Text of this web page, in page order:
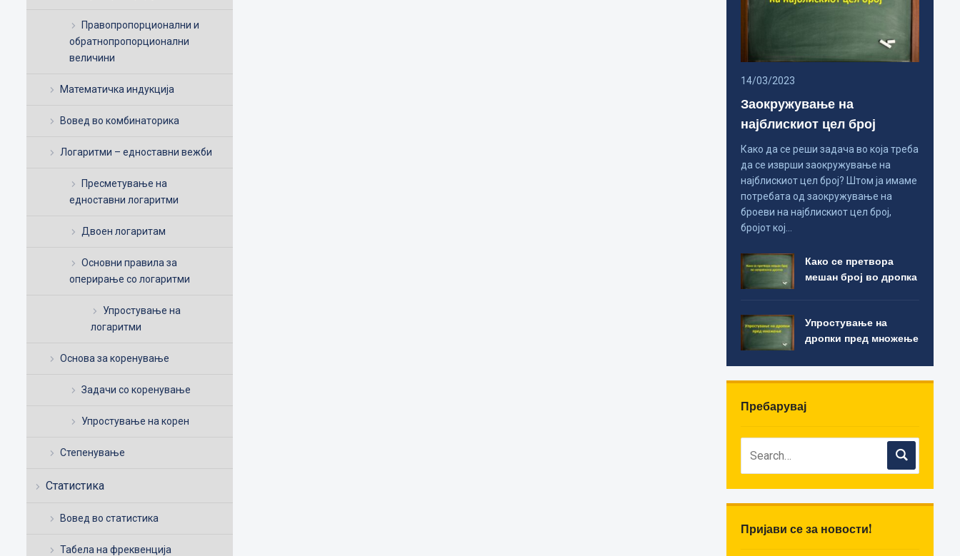
Правопропорционални и
обратнопропорционални
величини
Математичка индукција
Вовед во комбинаторика
Логаритми – едноставни вежби
Пресметување на
едноставни логаритми
Двоен логаритам
Основни правила за
оперирање со логаритми
Упростување на
логаритми
Основа за коренување
Задачи со коренување
Упростување на корен
Степенување
Статистика
Вовед во статистика
Табела на фреквенција
14/03/2023
Заокружување на
најблискиот цел број
Како да се реши задача во која треба
да се изврши заокружување на
најблискиот цел број? Штом ја имаме
потребата од заокружување на
броеви на најблискиот цел број,
бројот кој…
Како се претвора
мешан број во дропка
Упростување на
дропки пред множење
Пребарувај
Пријави се за новости!